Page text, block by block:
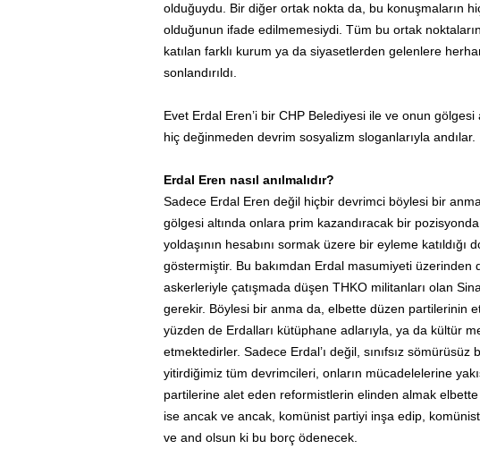
olduğuydu. Bir diğer ortak nokta da, bu konuşmaların
olduğunun ifade edilmemesiydi. Tüm bu ortak
katılan farklı kurum ya da siyasetlerden gelenlere
sonlandırıldı.
Evet Erdal Eren’i bir CHP Belediyesi ile ve onun
hiç değinmeden devrim sosyalizm sloganlarıyla andılar.
Erdal Eren nasıl anılmalıdır?
Sadece Erdal Eren değil hiçbir devrimci böylesi bir
gölgesi altında onlara prim kazandıracak bir pozisyonda
yoldaşının hesabını sormak üzere bir eyleme
göstermiştir. Bu bakımdan Erdal masumiyeti üzerinden
askerleriyle çatışmada düşen THKO militanları olan
gerekir. Böylesi bir anma da, elbette düzen partilerinin
yüzden de Erdalları kütüphane adlarıyla, ya da kültür
etmektedirler. Sadece Erdal’ı değil, sınıfsız
yitirdiğimiz tüm devrimcileri, onların mücadelelerine
partilerine alet eden reformistlerin elinden almak
ise ancak ve ancak, komünist partiyi inşa edip,
ve and olsun ki bu borç ödenecek.